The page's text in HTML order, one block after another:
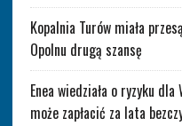
Kopalnia Turów miała
Opolnu drugą szansę
Enea wiedziała o ryzyku
może zapłacić za lata